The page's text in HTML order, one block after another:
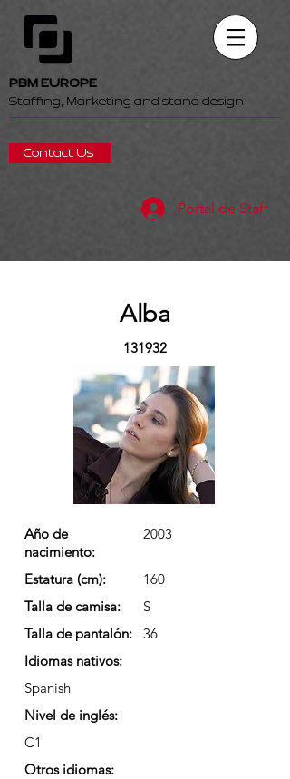
PBM EUROPE
Staffing, Marketing and stand design
Contact Us
Portal de Staff
Alba
131932
Año de
nacimiento:
2003
Estatura (cm):
160
Talla de camisa:
S
Talla de pantalón:
36
Idiomas nativos:
Spanish
Nivel de inglés:
C1
Otros idiomas: